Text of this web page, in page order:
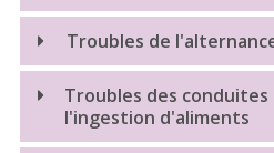
Dépression
État de stress post-
Troubles obsessionnels
Troubles bipolaires
Troubles psychosomatiques
Troubles de
Troubles du sommeil -
Troubles du rythme
Troubles des
l'ingestion d'aliments